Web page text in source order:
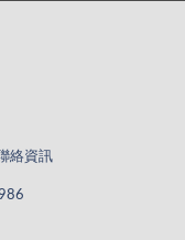
絡資訊